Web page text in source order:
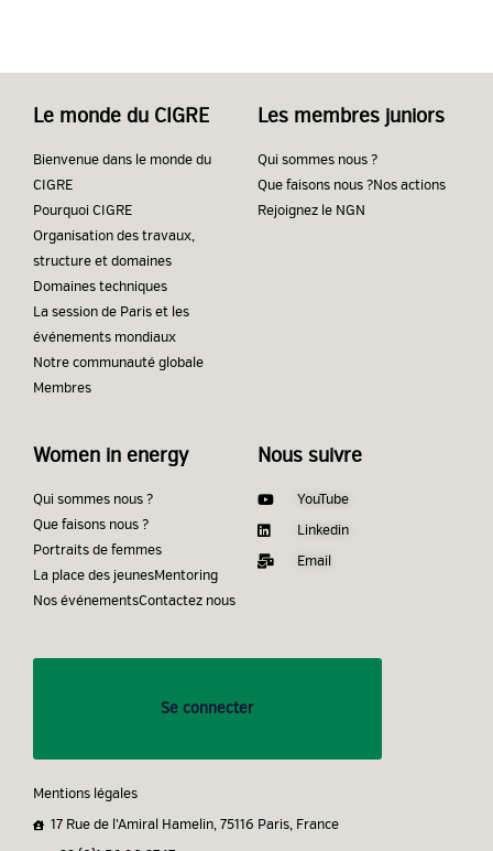
Le monde du CIGRE
Bienvenue dans le monde du
CIGRE
Pourquoi CIGRE
Organisation des travaux,
structure et domaines
Domaines techniques
La session de Paris et les
événements mondiaux
Notre communauté globale
Membres
Les membres juniors
Qui sommes nous ?
Que faisons nous ?Nos actions
Rejoignez le NGN
Women in energy
Qui sommes nous ?
Que faisons nous ?
Portraits de femmes
La place des jeunesMentoring
Nos événementsContactez nous
Nous suivre
YouTube
Linkedin
Email
Se connecter
Mentions légales
17 Rue de l'Amiral Hamelin, 75116 Paris, France